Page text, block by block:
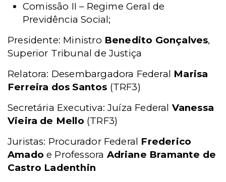
Comissão II – Regime Geral de
Previdência Social;
Presidente: Ministro Benedito Gonçalves,
Superior Tribunal de Justiça
Relatora: Desembargadora Federal Marisa
Ferreira dos Santos (TRF3)
Secretária Executiva: Juíza Federal Vanessa
Vieira de Mello (TRF3)
Juristas: Procurador Federal Frederico
Amado e Professora Adriane Bramante de
Castro Ladenthin